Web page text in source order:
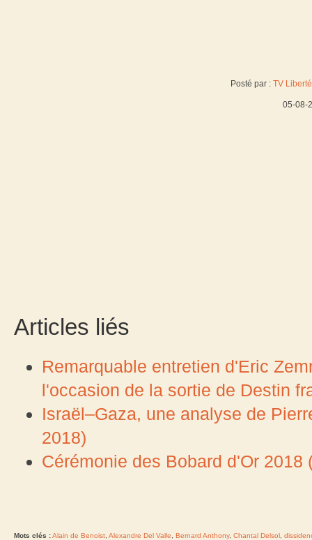
Posté par : TV
05-08-
Articles liés
Remarquable entretien d'Eric
l'occasion de la sortie de Destin
Israël–Gaza, une analyse de
2018)
Cérémonie des Bobard d'Or 2018
Mots clés :Alain de Benoist Alexandre Del Valle Bernard Anthony, Chantal Delsol